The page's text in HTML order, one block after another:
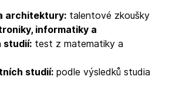
architektury: talentové zkoušky
informatiky a
studií: test z matematiky a
studií: podle výsledků studia